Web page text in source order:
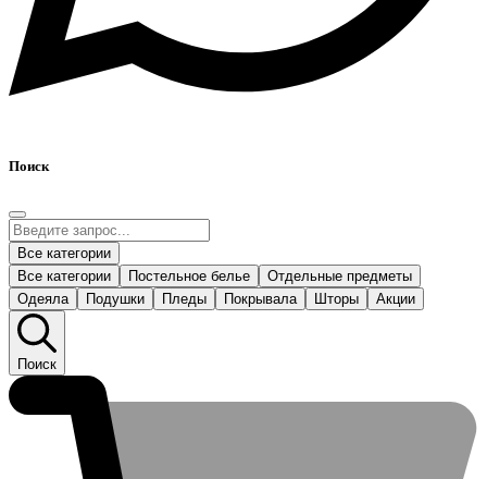
Поиск
Все категории
Все категории
Постельное белье
Отдельные предметы
Одеяла
Подушки Пледы Покрывала Шторы Акции
Поиск